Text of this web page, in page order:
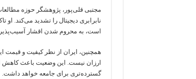
مجتبی قلی‌پور، پژوهشگر حوزه
نابرابری دیجیتال را تشدید می‌کند.
است، به محروم شدن اقشار
همچنین، ایران از نظر کیفیت و قیمت
ارزان نیست. این وضعیت باعث کاهش
گسترده‌تری برای جامعه خواهد داشت.